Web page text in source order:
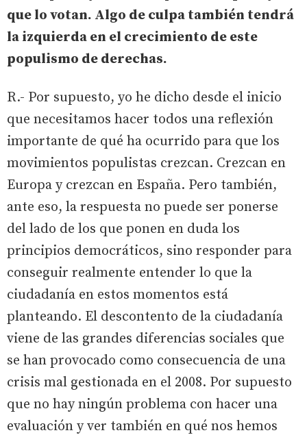
que lo votan. Algo de culpa también tendrá
la izquierda en el crecimiento de este
populismo de derechas.
R.- Por supuesto, yo he dicho desde el inicio
que necesitamos hacer todos una reflexión
importante de qué ha ocurrido para que los
movimientos populistas crezcan. Crezcan en
Europa y crezcan en España. Pero también,
ante eso, la respuesta no puede ser ponerse
del lado de los que ponen en duda los
principios democráticos, sino responder para
conseguir realmente entender lo que la
ciudadanía en estos momentos está
planteando. El descontento de la ciudadanía
viene de las grandes diferencias sociales que
se han provocado como consecuencia de una
crisis mal gestionada en el 2008. Por supuesto
que no hay ningún problema con hacer una
evaluación y ver también en qué nos hemos